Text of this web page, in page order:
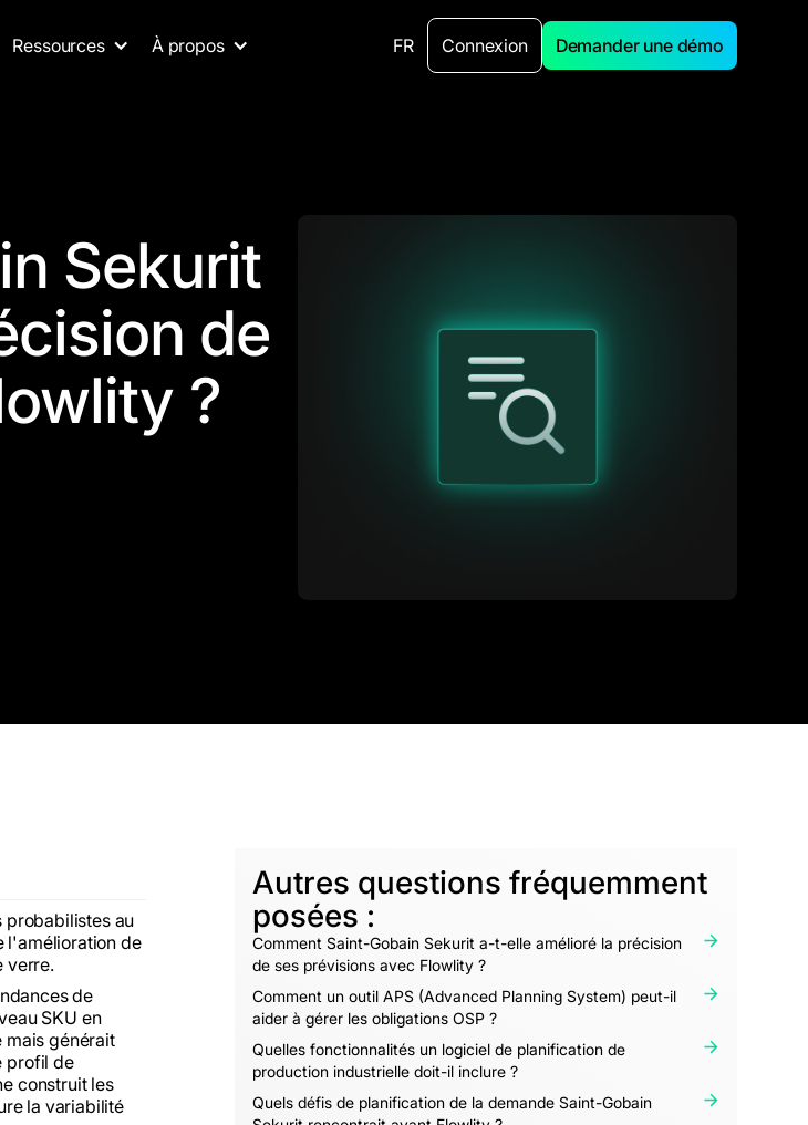
Ressources À propos FR Connexion Demander une démo
Sekurit
de
?
probabilistes au
l'amélioration de
verre.
de
SKU en
mais générait
profil de
construit les
la variabilité
Autres questions fréquemment
posées :
Comment Saint-Gobain Sekurit a-t-elle amélioré la précision
de ses prévisions avec Flowlity ?
Comment un outil APS (Advanced Planning System) peut-il
aider à gérer les obligations OSP ?
Quelles fonctionnalités un logiciel de planification de
production industrielle doit-il inclure ?
Quels défis de planification de la demande Saint-Gobain